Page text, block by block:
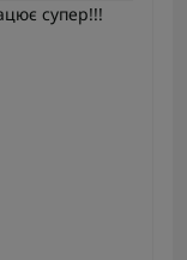
супер!!!